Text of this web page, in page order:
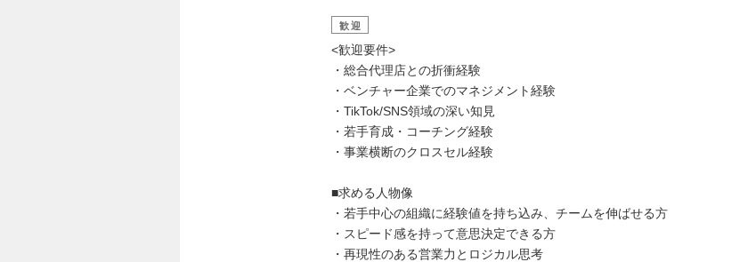
歓迎
<歓迎要件>
・総合代理店との折衝経験
・ベンチャー企業でのマネジメント経験
・TikTok/SNS領域の深い知見
・若手育成・コーチング経験
・事業横断のクロスセル経験
■求める人物像
・若手中心の組織に経験値を持ち込み、チームを伸ばせる方
・スピード感を持って意思決定できる方
・再現性のある営業力とロジカル思考